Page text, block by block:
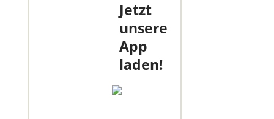
Jetzt
unsere
App
laden!